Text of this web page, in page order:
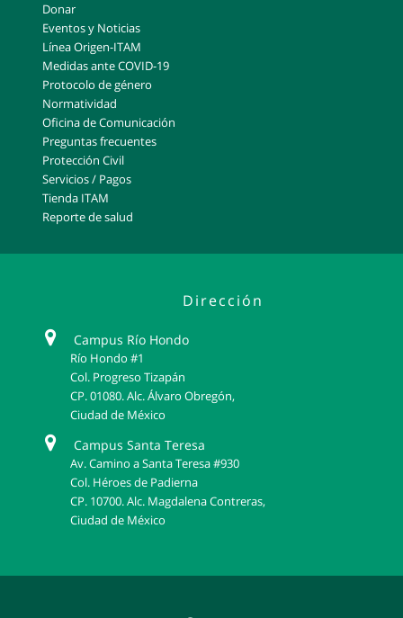
Donar
Eventos y Noticias
Línea Origen-ITAM
Medidas ante COVID-19
Protocolo de género
Normatividad
Oficina de Comunicación
Preguntas frecuentes
Protección Civil
Servicios / Pagos
Tienda ITAM
Reporte de salud
Dirección
Campus Río Hondo
Río Hondo #1
Col. Progreso Tizapán
CP. 01080. Alc. Álvaro Obregón,
Ciudad de México
Campus Santa Teresa
Av. Camino a Santa Teresa #930
Col. Héroes de Padierna
CP. 10700. Alc. Magdalena Contreras,
Ciudad de México